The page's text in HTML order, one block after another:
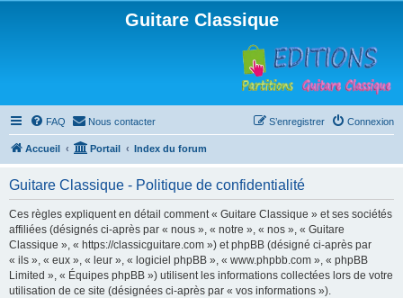
Guitare Classique
FAQ Nous contacter Connexion
S’enregistrer
Accueil Portail Index du forum
Guitare Classique - Politique de confidentialité
Ces règles expliquent en détail comment « Guitare Classique » et ses sociétés
affiliées (désignés ci-après par « nous », « notre », « nos », « Guitare
Classique », « https://classicguitare.com ») et phpBB (désigné ci-après par
« ils », « eux », « leur », « logiciel phpBB », « www.phpbb.com », « phpBB
Limited », « Équipes phpBB ») utilisent les informations collectées lors de votre
utilisation de ce site (désignées ci-après par « vos informations »).